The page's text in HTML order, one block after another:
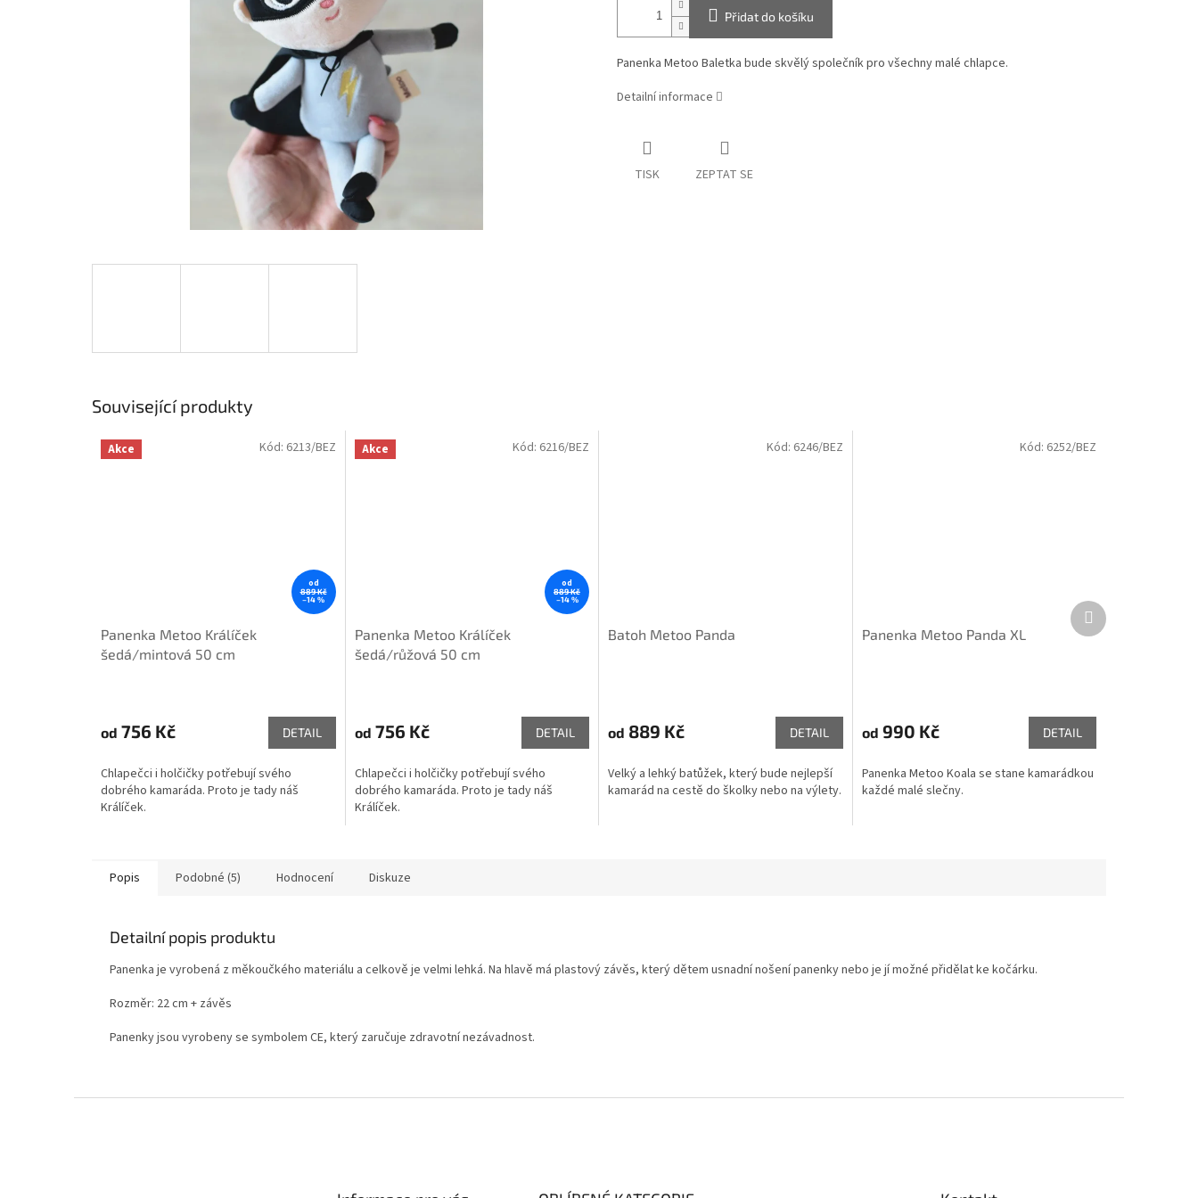
Přidat do košíku
Panenka Metoo Baletka bude skvělý společník pro všechny malé chlapce.
Detailní informace
TISK ZEPTAT SE
Související produkty
Akce
od
889 Kč
–14 %
Panenka Metoo Králíček
šedá/mintová 50 cm
od 756 Kč DETAIL
Chlapečci i holčičky potřebují svého
dobrého kamaráda. Proto je tady náš
Králíček.
Kód: 6213/BEZ Akce
od
889 Kč
–14 %
Panenka Metoo Králíček
šedá/růžová 50 cm
od 756 Kč DETAIL
Chlapečci i holčičky potřebují svého
dobrého kamaráda. Proto je tady náš
Králíček.
Kód: 6216/BEZ
Batoh Metoo Panda
od 889 Kč DETAIL
Velký a lehký batůžek, který bude nejlepší
kamarád na cestě do školky nebo na výlety.
Kód: 6246/BEZ
Panenka Metoo Panda XL
od 990 Kč DETAIL
Panenka Metoo Koala se stane kamarádkou
každé malé slečny.
Kód: 6252/BEZ
Další
produkt
Popis Podobné (5) Hodnocení Diskuze
Detailní popis produktu
Panenka je vyrobená z měkoučkého materiálu a celkově je velmi lehká. Na hlavě má plastový závěs, který dětem usnadní nošení panenky nebo je jí možné přidělat ke kočárku.
Rozměr: 22 cm + závěs
Panenky jsou vyrobeny se symbolem CE, který zaručuje zdravotní nezávadnost.